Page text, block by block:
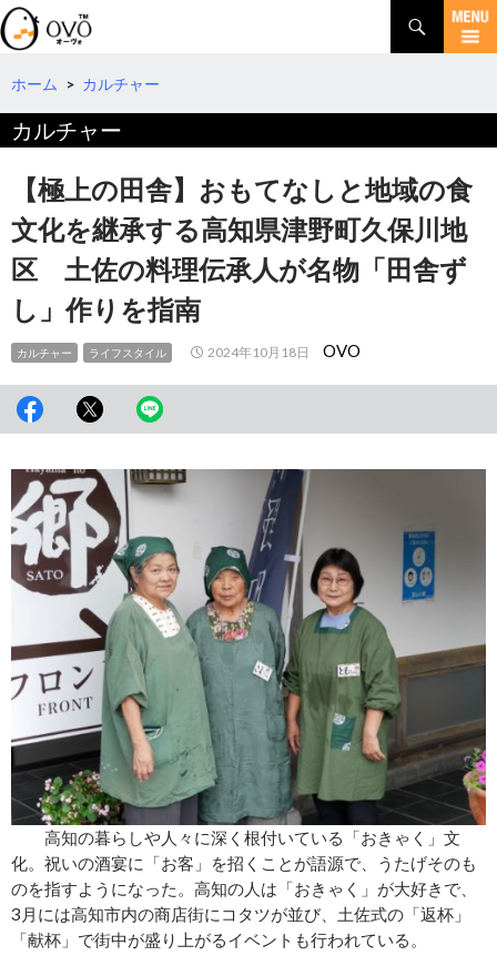
検
索
コ
テ
ツ
へ
ホーム > カルチャー
カルチャー
【極上の田舎】おもてなしと地域の食
文化を継承する高知県津野町久保川地
区 土佐の料理伝承人が名物「田舎ず
し」作りを指南
カルチャー ライフスタイル 2024年10月18日 OVO
高知の暮らしや人々に深く根付いている「おきゃく」文
化。祝いの酒宴に「お客」を招くことが語源で、うたげそのも
のを指すようになった。高知の人は「おきゃく」が大好きで、
3月には高知市内の商店街にコタツが並び、土佐式の「返杯」
「献杯」で街中が盛り上がるイベントも行われている。